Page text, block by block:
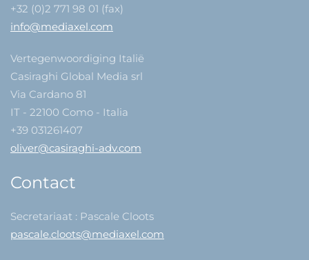
+32 (0)2 771 98 01 (fax)
info@mediaxel.com
Vertegenwoordiging Italië
Casiraghi Global Media srl
Via Cardano 81
IT - 22100 Como - Italia
+39 031261407
oliver@casiraghi-adv.com
Contact
Secretariaat : Pascale Cloots
pascale.cloots@mediaxel.com